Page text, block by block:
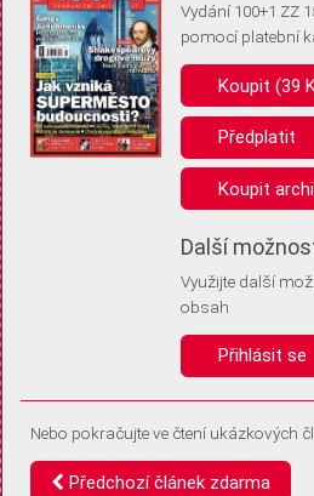
Pro základní fungování webu
(tzv. cookies apod.). Rádi bychom vás
uložením volitelných informací:
Anonymní unikátní ID
Díky němu příště poznáme, že se jedná o
Identifikátor je zcela anonymní.
Vaše souhlasy a odmítnutí si ukládáme
vás už příště znovu neptali. Můžete je
Vydání 100+1 ZZ
pomocí platební
Koupit (39
Předplatit
Koupit
Další
Využijte další
obsah
Přihlásit se
Nebo pokračujte ve čtení ukázkových
Předchozí článek zdarma